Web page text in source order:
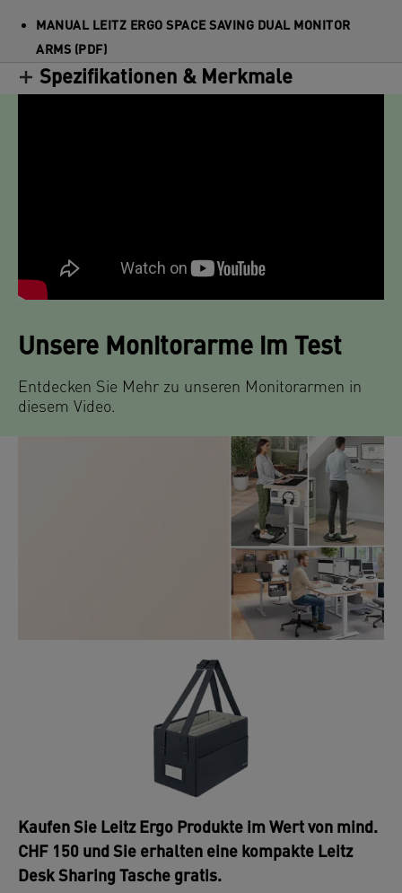
MANUAL LEITZ ERGO SPACE SAVING DUAL MONITOR
ARMS (PDF)
Spezifikationen & Merkmale
Unsere Monitorarme im Test
Entdecken Sie Mehr zu unseren Monitorarmen in
diesem Video.
Kaufen Sie Leitz Ergo Produkte im Wert von mind.
CHF 150 und Sie erhalten eine kompakte Leitz
Desk Sharing Tasche gratis.